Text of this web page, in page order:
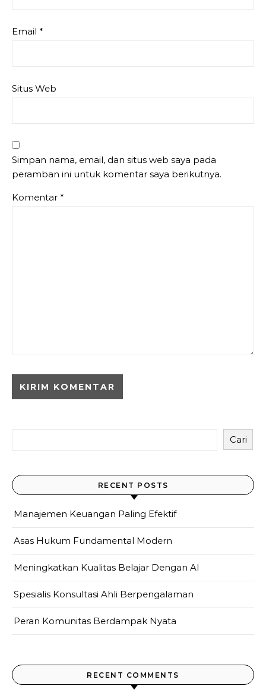
Email *
Situs Web
Simpan nama, email, dan situs web saya pada
peramban ini untuk komentar saya berikutnya.
Komentar *
Cari
RECENT POSTS
Manajemen Keuangan Paling Efektif
Asas Hukum Fundamental Modern
Meningkatkan Kualitas Belajar Dengan AI
Spesialis Konsultasi Ahli Berpengalaman
Peran Komunitas Berdampak Nyata
RECENT COMMENTS